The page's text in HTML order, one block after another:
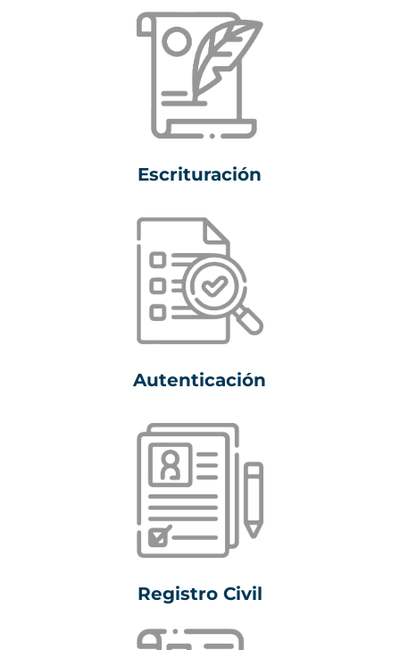
Escrituración
Autenticación
Registro Civil